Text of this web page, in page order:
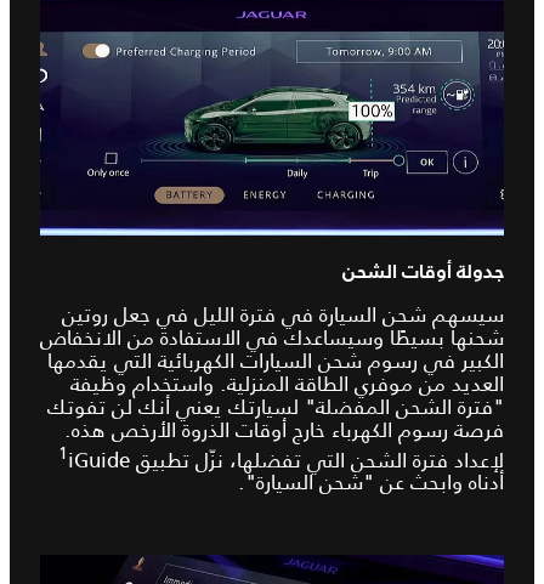
جدولة أوقات الشحن
سيسهم شحن السيارة في فترة الليل في جعل روتين
شحنها بسيطًا وسيساعدك في الاستفادة من الانخفاض
الكبير في رسوم شحن السيارات الكهربائية التي يقدمها
العديد من موفري الطاقة المنزلية. واستخدام وظيفة
"فترة الشحن المفضلة" لسيارتك يعني أنك لن تفوتك
فرصة رسوم الكهرباء خارج أوقات الذروة الأرخص هذه.
لإعداد فترة الشحن التي تفضلها، نزّل تطبيق iGuide‏
1
أدناه وابحث عن "شحن السيارة".